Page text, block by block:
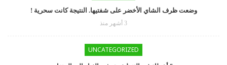
وضعت ظرف الشاي الأخضر على شفتيها. النتيجة كانت سحرية !
3 أشهر منذ
UNCATEGORIZED